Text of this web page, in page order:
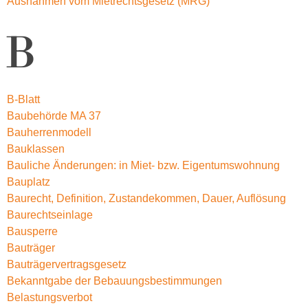
B
B-Blatt
Baubehörde MA 37
Bauherrenmodell
Bauklassen
Bauliche Änderungen: in Miet- bzw. Eigentumswohnung
Bauplatz
Baurecht, Definition, Zustandekommen, Dauer, Auflösung
Baurechtseinlage
Bausperre
Bauträger
Bauträgervertragsgesetz
Bekanntgabe der Bebauungsbestimmungen
Belastungsverbot